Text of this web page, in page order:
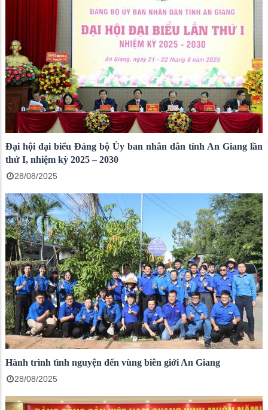
Đại hội đại biểu Đảng bộ Ủy ban nhân dân tỉnh An Giang lần
thứ I, nhiệm kỳ 2025 – 2030
28/08/2025
Hành trình tình nguyện đến vùng biên giới An Giang
28/08/2025